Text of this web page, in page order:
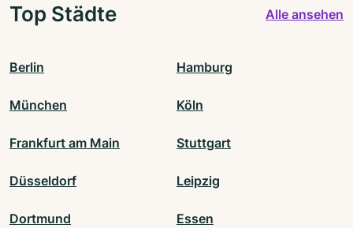
Top Städte Alle ansehen
Berlin Hamburg
München Köln
Frankfurt am Main Stuttgart
Düsseldorf Leipzig
Dortmund Essen